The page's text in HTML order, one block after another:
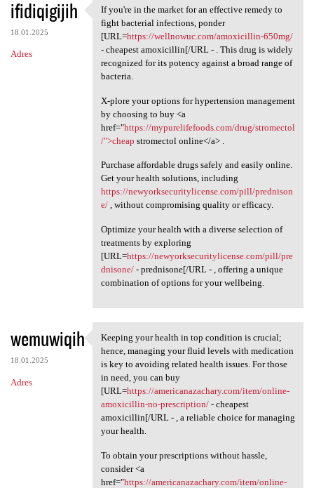
ifidiqigijih
18.01.2025
Adres
If you're in the market for
If you're in the market for an effective remedy to
fight bacterial infections, ponder
[URL=https://wellnowuc.com/amoxicillin-650mg/
- cheapest amoxicillin[/URL - . This drug is widely
recognized for its potency against a broad range of
bacteria.
X-plore your options for hypertension management
by choosing to buy <a
href="https://mypurelifefoods.com/drug/stromectol
/">cheap stromectol online</a> .
Purchase affordable drugs safely and easily online.
Get your health solutions, including
https://newyorksecuritylicense.com/pill/prednison
e/, without compromising quality or efficacy.
Optimize your health with a diverse selection of
treatments by exploring
[URL=https://newyorksecuritylicense.com/pill/pre
dnisone/- prednisone[/URL - , offering a unique
combination of options for your wellbeing.
wemuwiqih
18.01.2025
Adres
Keeping your health in top
Keeping your health in top condition is crucial;
hence, managing your fluid levels with medication
is key to avoiding related health issues. For those
in need, you can buy
[URL=https://americanazachary.com/item/online-
amoxicillin-no-prescription/- cheapest
amoxicillin[/URL - , a reliable choice for managing
your health.
To obtain your prescriptions without hassle,
consider <a
href="https://americanazachary.com/item/online-